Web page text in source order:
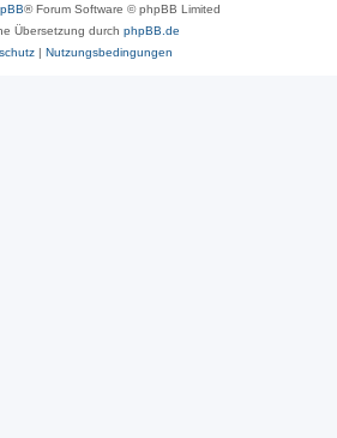
® Forum Software © phpBB Limited
Übersetzung durch phpBB.de
| Nutzungsbedingungen